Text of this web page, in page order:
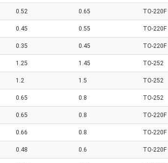
0.52 0.65 TO-220F
0.45 0.55 TO-220F
0.35 0.45 TO-220F
1.25 1.45 TO-252
1.2 1.5 TO-252
0.65 0.8 TO-252
0.65 0.8 TO-220F
0.66 0.8 TO-220F
0.48 0.6 TO-220F